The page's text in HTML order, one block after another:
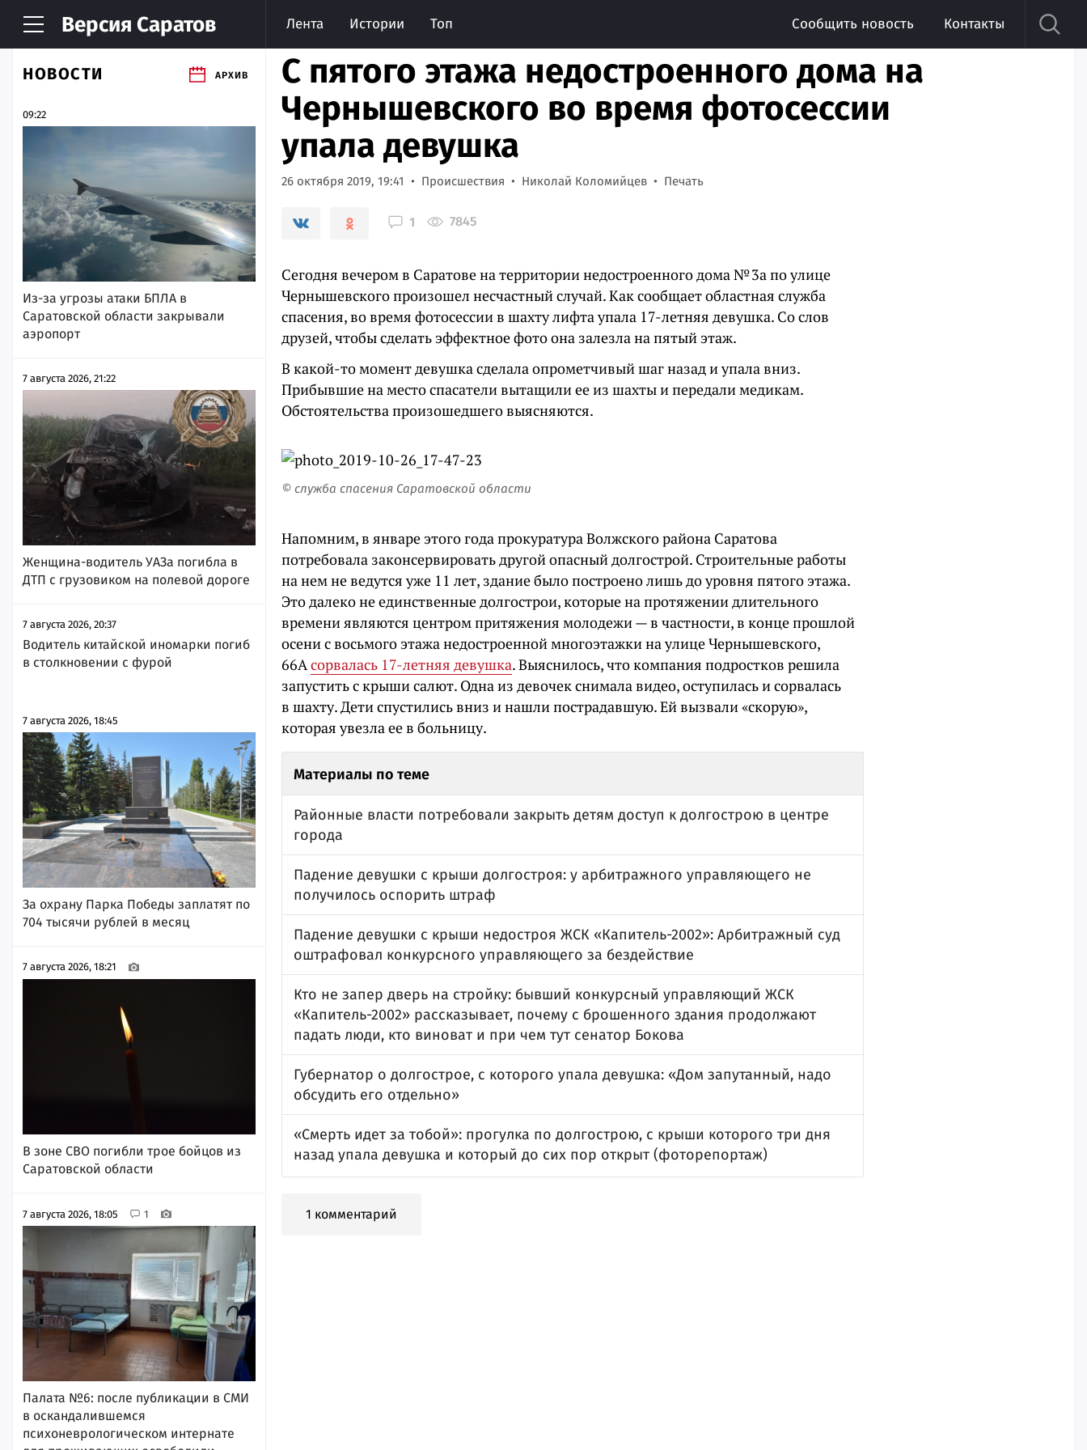
Версия Саратов Лента Истории Топ Сообщить новость Контакты
НОВОСТИ АРХИВ
09:22
Из-за угрозы атаки БПЛА в
Саратовской области закрывали
аэропорт
7 августа 2026, 21:22
Женщина-водитель УАЗа погибла в
ДТП с грузовиком на полевой дороге
7 августа 2026, 20:37
Водитель китайской иномарки погиб
в столкновении с фурой
7 августа 2026, 18:45
За охрану Парка Победы заплатят по
704 тысячи рублей в месяц
7 августа 2026, 18:21
В зоне СВО погибли трое бойцов из
Саратовской области
7 августа 2026, 18:05 1
Палата №6: после публикации в СМИ
в оскандалившемся
психоневрологическом интернате
С пятого этажа недостроенного дома на
Чернышевского во время фотосессии
упала девушка
26 октября 2019, 19:41 Происшествия Николай Коломийцев Печать
1 7845
Сегодня вечером в Саратове на территории недостроенного дома № 3а по улице
Чернышевского произошел несчастный случай. Как сообщает областная служба
спасения, во время фотосессии в шахту лифта упала 17-летняя девушка. Со слов
друзей, чтобы сделать эффектное фото она залезла на пятый этаж.
В какой-то момент девушка сделала опрометчивый шаг назад и упала вниз.
Прибывшие на место спасатели вытащили ее из шахты и передали медикам.
Обстоятельства произошедшего выясняются.
© служба спасения Саратовской области
Напомним, в январе этого года прокуратура Волжского района Саратова
потребовала законсервировать другой опасный долгострой. Строительные работы
на нем не ведутся уже 11 лет, здание было построено лишь до уровня пятого этажа.
Это далеко не единственные долгострои, которые на протяжении длительного
времени являются центром притяжения молодежи — в частности, в конце прошлой
осени с восьмого этажа недостроенной многоэтажки на улице Чернышевского,
66Асорвалась 17-летняя девушка. Выяснилось, что компания подростков решила
запустить с крыши салют. Одна из девочек снимала видео, оступилась и сорвалась
в шахту. Дети спустились вниз и нашли пострадавшую. Ей вызвали «скорую»,
которая увезла ее в больницу.
Материалы по теме
Районные власти потребовали закрыть детям доступ к долгострою в центре
города
Падение девушки с крыши долгостроя: у арбитражного управляющего не
получилось оспорить штраф
Падение девушки с крыши недостроя ЖСК «Капитель-2002»: Арбитражный суд
оштрафовал конкурсного управляющего за бездействие
Кто не запер дверь на стройку: бывший конкурсный управляющий ЖСК
«Капитель-2002» рассказывает, почему с брошенного здания продолжают
падать люди, кто виноват и при чем тут сенатор Бокова
Губернатор о долгострое, с которого упала девушка: «Дом запутанный, надо
обсудить его отдельно»
«Смерть идет за тобой»: прогулка по долгострою, с крыши которого три дня
назад упала девушка и который до сих пор открыт (фоторепортаж)
1 комментарий